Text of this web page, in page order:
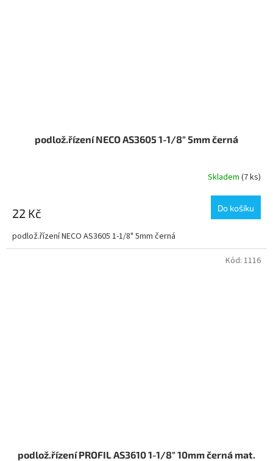
podlož.řízení NECO AS3605 1-1/8" 5mm černá
Skladem (7 ks)
22 Kč Do košíku
podlož.řízení NECO AS3605 1-1/8" 5mm černá
podlož.řízení PROFIL AS3610 1-1/8" 10mm černá mat.
Kód: 1116